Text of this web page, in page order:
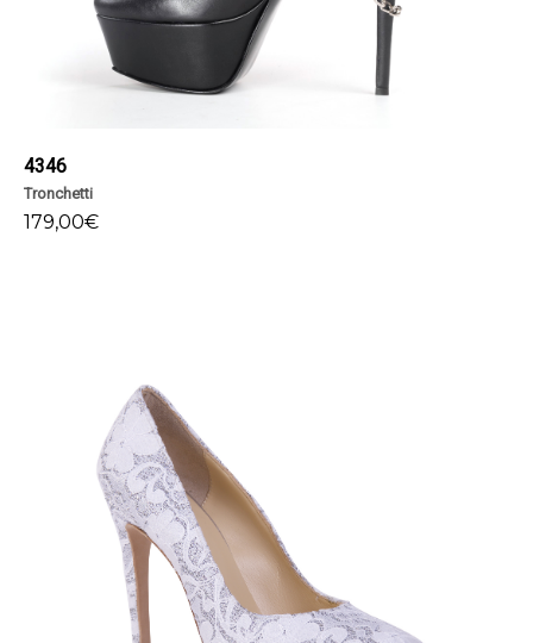
4346
Tronchetti
179,00€